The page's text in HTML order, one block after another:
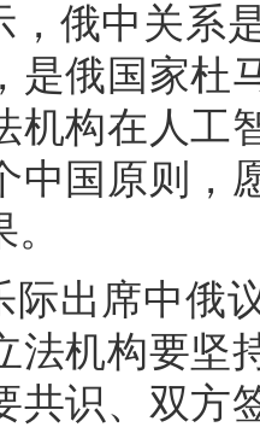
，俄中关系
是俄国家杜
机构在人工
中国原则，
际出席中俄
法机构要坚
共识、双方